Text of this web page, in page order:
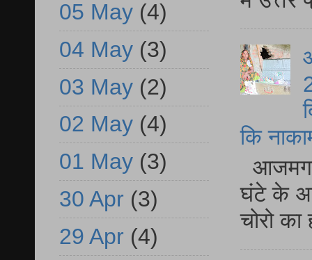
कि
घंटे के
चोरो
05 May (4)
04 May (3)
03 May (2)
02 May (4)
01 May (3)
30 Apr (3)
29 Apr (4)